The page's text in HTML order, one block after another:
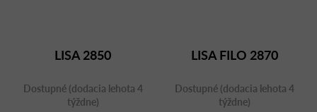
LISA 2850
Dostupné (dodacia lehota 4
týždne)
LISA FILO 2870
Dostupné (dodacia lehota 4
týždne)